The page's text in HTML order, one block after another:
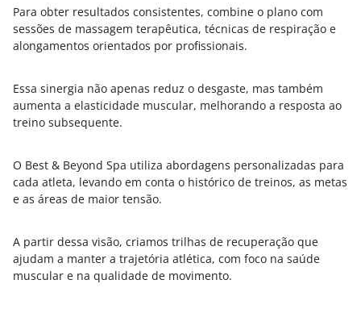
Para obter resultados consistentes, combine o plano com
sessões de massagem terapêutica, técnicas de respiração e
alongamentos orientados por profissionais.
Essa sinergia não apenas reduz o desgaste, mas também
aumenta a elasticidade muscular, melhorando a resposta ao
treino subsequente.
O Best & Beyond Spa utiliza abordagens personalizadas para
cada atleta, levando em conta o histórico de treinos, as metas
e as áreas de maior tensão.
A partir dessa visão, criamos trilhas de recuperação que
ajudam a manter a trajetória atlética, com foco na saúde
muscular e na qualidade de movimento.